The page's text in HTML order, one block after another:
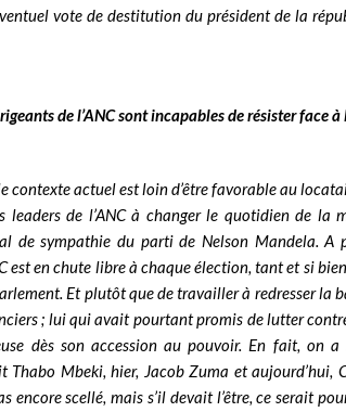
vote de destitution du président de la
de l’ANC sont incapables de résister face à
contexte actuel est loin d’être favorable au
leaders de l’ANC à changer le quotidien de la
de sympathie du parti de Nelson Mandela. A
est en chute libre à chaque élection, tant et si
Et plutôt que de travailler à redresser la
; lui qui avait pourtant promis de lutter
dès son accession au pouvoir. En fait, on a
Thabo Mbeki, hier, Jacob Zuma et aujourd’hui,
encore scellé, mais s’il devait l’être, ce serait